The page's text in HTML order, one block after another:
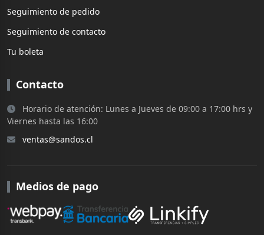
Seguimiento de pedido
Seguimiento de contacto
Tu boleta
Contacto
Horario de atención: Lunes a Jueves de 09:00 a 17:00 hrs y
Viernes hasta las 16:00
ventas@sandos.cl
Medios de pago